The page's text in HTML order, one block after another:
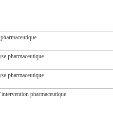
pharmaceutique
pharmaceutique
pharmaceutique